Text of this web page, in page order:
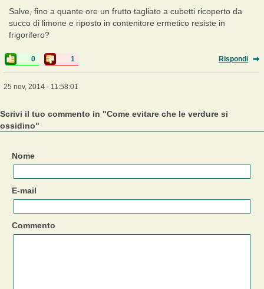
Salve, fino a quante ore un frutto tagliato a cubetti ricoperto da
succo di limone e riposto in contenitore ermetico resiste in
frigorifero?
0 1 Rispondi
25 nov, 2014 - 11:58:01
Scrivi il tuo commento in "Come evitare che le verdure si
ossidino"
Nome
E-mail
Commento